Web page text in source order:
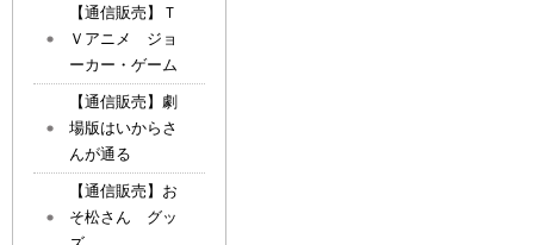
【通信販売】Ｔ
Ｖアニメ ジョ
ーカー・ゲーム
【通信販売】劇
場版はいからさ
んが通る
【通信販売】お
そ松さん グッ